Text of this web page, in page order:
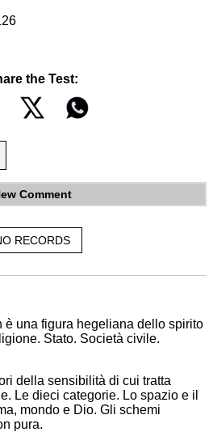
the Test:
Comment
RECORDS
è una figura hegeliana dello spirito
Stato. Società civile.
della sensibilità di cui tratta
Le dieci categorie. Lo spazio e il
mondo e Dio. Gli schemi
pura.